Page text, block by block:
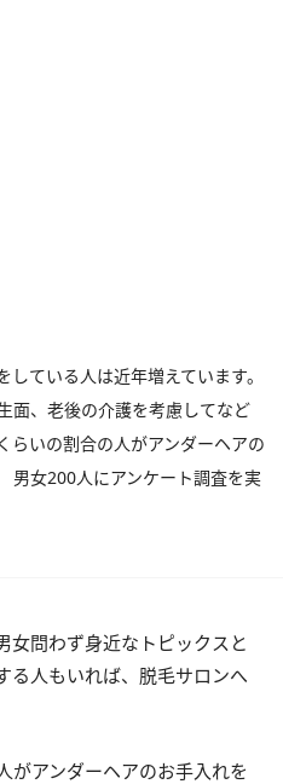
ている人は近年増えています。
面、老後の介護を考慮してなど
らいの割合の人がアンダーヘアの
女200人にアンケート調査を実
女問わず身近なトピックスと
る人もいれば、脱毛サロンへ
がアンダーヘアのお手入れを